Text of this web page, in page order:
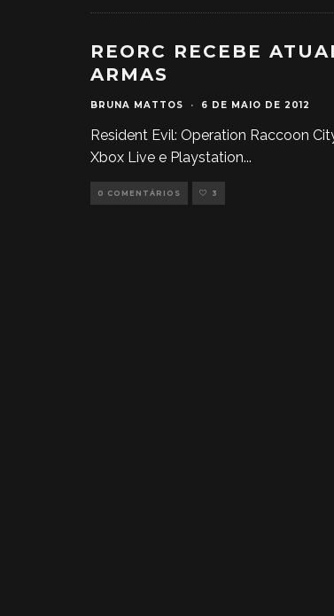
REORC RECEBE
ARMAS
BRUNA MATTOS · 6 DE MAIO DE 2012
Resident Evil: Operation Raccoon
Xbox Live e Playstation...
0 COMENTÁRIOS 3